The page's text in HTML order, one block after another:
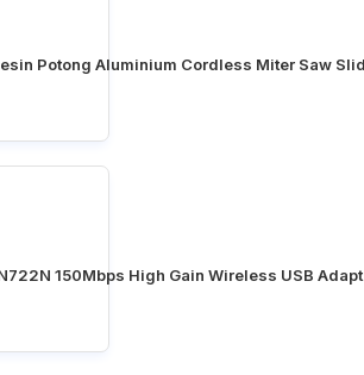
Potong Aluminium Cordless Miter Saw
150Mbps High Gain Wireless USB